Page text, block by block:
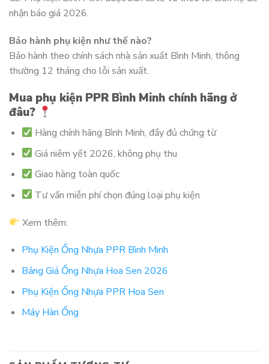
nhận báo giá 2026.
Bảo hành phụ kiện như thế nào?
Bảo hành theo chính sách nhà sản xuất Bình Minh, thông
thường 12 tháng cho lỗi sản xuất.
Mua phụ kiện PPR Bình Minh chính hãng ở
đâu?
Hàng chính hãng Bình Minh, đầy đủ chứng từ
Giá niêm yết 2026, không phụ thu
Giao hàng toàn quốc
Tư vấn miễn phí chọn đúng loại phụ kiện
Xem thêm:
Phụ Kiện Ống Nhựa PPR Bình Minh
Bảng Giá Ống Nhựa Hoa Sen 2026
Phụ Kiện Ống Nhựa PPR Hoa Sen
Máy Hàn Ống